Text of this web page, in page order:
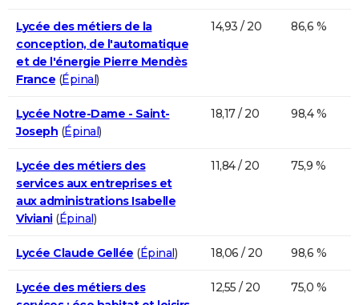
Lycée des métiers de la
conception, de l'automatique
et de l'énergie Pierre Mendès
France (Épinal)
14,93 / 20 86,6 %
Lycée Notre-Dame - Saint-
Joseph (Épinal)
18,17 / 20 98,4 %
Lycée des métiers des
services aux entreprises et
aux administrations Isabelle
Viviani(Épinal)
11,84 / 20 75,9 %
Lycée Claude Gellée (Épinal) 18,06 / 20 98,6 %
Lycée des métiers des
12,55 / 20 75,0 %